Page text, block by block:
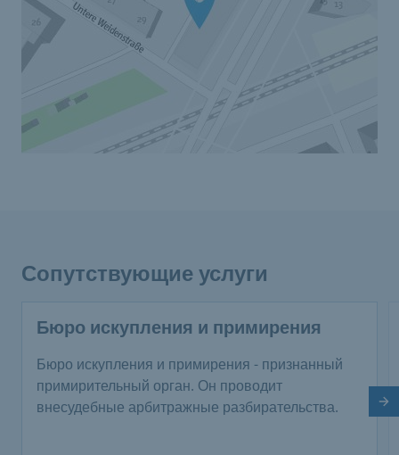
Сопутствующие услуги
Бюро искупления и примирения
Бюро искупления и примирения - признанный
примирительный орган. Он проводит
внесудебные арбитражные разбирательства.